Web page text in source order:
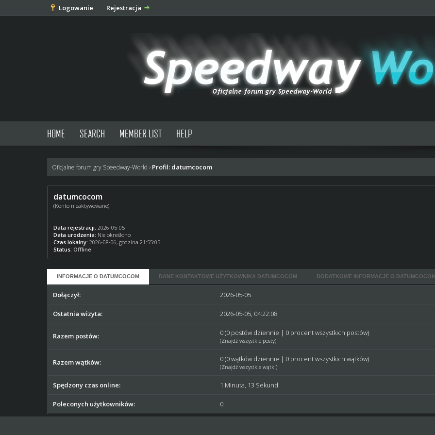
Logowanie Rejestracja
HOME SEARCH MEMBER LIST HELP
Oficjalne forum gry Speedway-World › Profil: datumcocom
datumcocom
(Konto nieaktywowane)
Data rejestracji: 2026-05-05
Data urodzenia: Nie określono
Czas lokalny: 2026-08-06, godzina 21:55:05
Status: Offline
INFORMACJE O DATUMCOCOM DANE KONTAKTOWE UŻYTKOWNIKA DATUMCOCOM DODATKOWE INFORMACJE O
Dołączył: 2026-05-05
Ostatnia wizyta: 2026-05-05, 04:22:08
Razem postów: 0 (0 postów dziennie | 0 procent wszystkich postów)
(Znajdź wszystkie posty)
Razem wątków: 0 (0 wątków dziennie | 0 procent wszystkich wątków)
(Znajdź wszystkie wątki)
Spędzony czas online: 1 Minuta, 13 Sekund
Poleconych użytkowników: 0